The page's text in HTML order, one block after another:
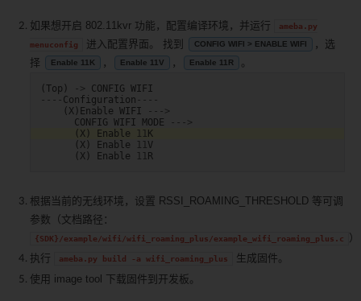
如果想开启 802.11kvr 功能，配置编译环境，并运行 ameba.py
menuconfig 进入配置界面。 找到 CONFIG WIFI > ENABLE WIFI
，选
择
Enable 11K ， Enable 11V ， Enable 11R 。
(Top ) -> CONFIG WIFI
---- Configuration ----
( X ) Enable WIFI
--->
CONFIG WIFI MODE
--->
( X) Enable 11 K
( X ) Enable 11 V
( X ) Enable 11 R
根据当前的无线环境，设置 RSSI_ROAMING_THRESHOLD 等可调
参数（文档路径：
{SDK}/example/wifi/wifi_roaming_plus/example_wifi_roaming_plus.c
执行
ameba.py build -a wifi_roaming_plus
生成固件。
使用 image tool 下载固件到开发板。